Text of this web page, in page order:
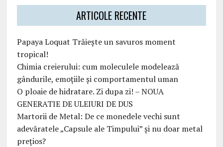
ARTICOLE RECENTE
Papaya Loquat Trăiește un savuros moment
tropical!
Chimia creierului: cum moleculele modelează
gândurile, emoțiile și comportamentul uman
O ploaie de hidratare. Zi dupa zi! – NOUA
GENERATIE DE ULEIURI DE DUS
Martorii de Metal: De ce monedele vechi sunt
adevăratele „Capsule ale Timpului” și nu doar metal
prețios?